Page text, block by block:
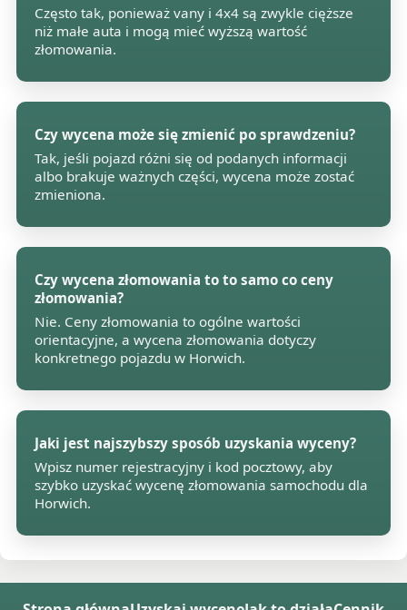
Często tak, ponieważ vany i 4x4 są zwykle cięższe
niż małe auta i mogą mieć wyższą wartość
złomowania.
Czy wycena może się zmienić po sprawdzeniu?
Tak, jeśli pojazd różni się od podanych informacji
albo brakuje ważnych części, wycena może zostać
zmieniona.
Czy wycena złomowania to to samo co ceny
złomowania?
Nie. Ceny złomowania to ogólne wartości
orientacyjne, a wycena złomowania dotyczy
konkretnego pojazdu w Horwich.
Jaki jest najszybszy sposób uzyskania wyceny?
Wpisz numer rejestracyjny i kod pocztowy, aby
szybko uzyskać wycenę złomowania samochodu dla
Horwich.